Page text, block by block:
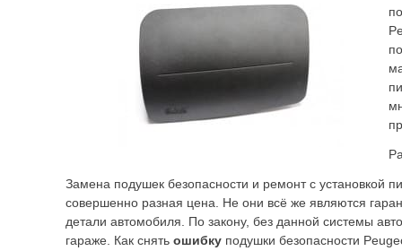
Замена подушек безопасности и ремонт с установкой
совершенно разная цена. Не они всё же являются
детали автомобиля. По закону, без данной системы
гараже. Как снять ошибку подушки безопасности